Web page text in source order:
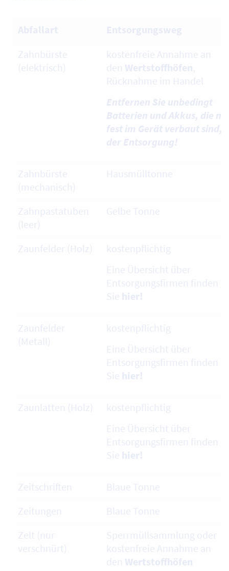
Zahnbürste
(elektrisch)
kostenfreie Annahme an
den Wertstoffhöfen
Rücknahme im Handel
Entfernen Sie unbedingt
Batterien und Akkus, die
fest im Gerät verbaut sind,
der Entsorgung!
Zahnbürste
(mechanisch)
Hausmülltonne
Zahnpastatuben
(leer)
Gelbe Tonne
Zaunfelder (Holz)
kostenpflichtig
Eine Übersicht über
Entsorgungsfirmen finden
Sie hier!
Zaunfelder
(Metall)
kostenpflichtig
Eine Übersicht über
Entsorgungsfirmen finden
Sie hier!
Zaunlatten (Holz)
kostenpflichtig
Eine Übersicht über
Entsorgungsfirmen finden
Sie hier!
Zeitschriften
Blaue Tonne
Zeitungen
Blaue Tonne
Zelt (nur
verschnürt)
Sperrmüllsammlung oder
kostenfreie Annahme an
den Wertstoffhöfen